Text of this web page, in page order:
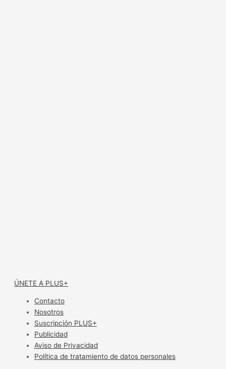
ÚNETE A PLUS+
Contacto
Nosotros
Suscripción PLUS+
Publicidad
Aviso de Privacidad
Política de tratamiento de datos personales